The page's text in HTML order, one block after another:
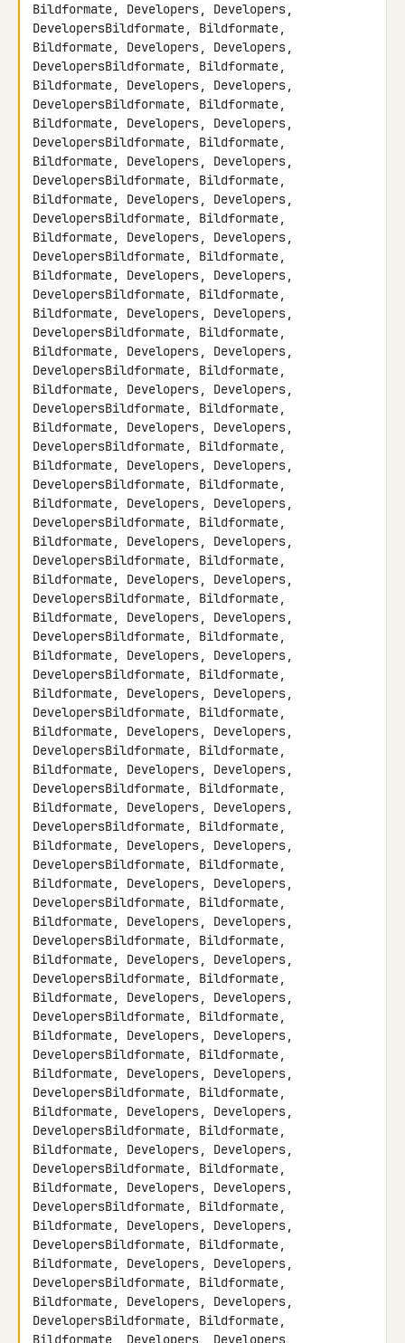
Bildformate, Developers, Developers,
DevelopersBildformate, Bildformate,
Bildformate, Developers, Developers,
DevelopersBildformate, Bildformate,
Bildformate, Developers, Developers,
DevelopersBildformate, Bildformate,
Bildformate, Developers, Developers,
DevelopersBildformate, Bildformate,
Bildformate, Developers, Developers,
DevelopersBildformate, Bildformate,
Bildformate, Developers, Developers,
DevelopersBildformate, Bildformate,
Bildformate, Developers, Developers,
DevelopersBildformate, Bildformate,
Bildformate, Developers, Developers,
DevelopersBildformate, Bildformate,
Bildformate, Developers, Developers,
DevelopersBildformate, Bildformate,
Bildformate, Developers, Developers,
DevelopersBildformate, Bildformate,
Bildformate, Developers, Developers,
DevelopersBildformate, Bildformate,
Bildformate, Developers, Developers,
DevelopersBildformate, Bildformate,
Bildformate, Developers, Developers,
DevelopersBildformate, Bildformate,
Bildformate, Developers, Developers,
DevelopersBildformate, Bildformate,
Bildformate, Developers, Developers,
DevelopersBildformate, Bildformate,
Bildformate, Developers, Developers,
DevelopersBildformate, Bildformate,
Bildformate, Developers, Developers,
DevelopersBildformate, Bildformate,
Bildformate, Developers, Developers,
DevelopersBildformate, Bildformate,
Bildformate, Developers, Developers,
DevelopersBildformate, Bildformate,
Bildformate, Developers, Developers,
DevelopersBildformate, Bildformate,
Bildformate, Developers, Developers,
DevelopersBildformate, Bildformate,
Bildformate, Developers, Developers,
DevelopersBildformate, Bildformate,
Bildformate, Developers, Developers,
DevelopersBildformate, Bildformate,
Bildformate, Developers, Developers,
DevelopersBildformate, Bildformate,
Bildformate, Developers, Developers,
DevelopersBildformate, Bildformate,
Bildformate, Developers, Developers,
DevelopersBildformate, Bildformate,
Bildformate, Developers, Developers,
DevelopersBildformate, Bildformate,
Bildformate, Developers, Developers,
DevelopersBildformate, Bildformate,
Bildformate, Developers, Developers,
DevelopersBildformate, Bildformate,
Bildformate, Developers, Developers,
DevelopersBildformate, Bildformate,
Bildformate, Developers, Developers,
DevelopersBildformate, Bildformate,
Bildformate, Developers, Developers,
DevelopersBildformate, Bildformate,
Bildformate, Developers, Developers,
DevelopersBildformate, Bildformate,
Bildformate, Developers, Developers,
DevelopersBildformate, Bildformate,
Bildformate, Developers, Developers,
DevelopersBildformate, Bildformate,
Bildformate, Developers, Developers,